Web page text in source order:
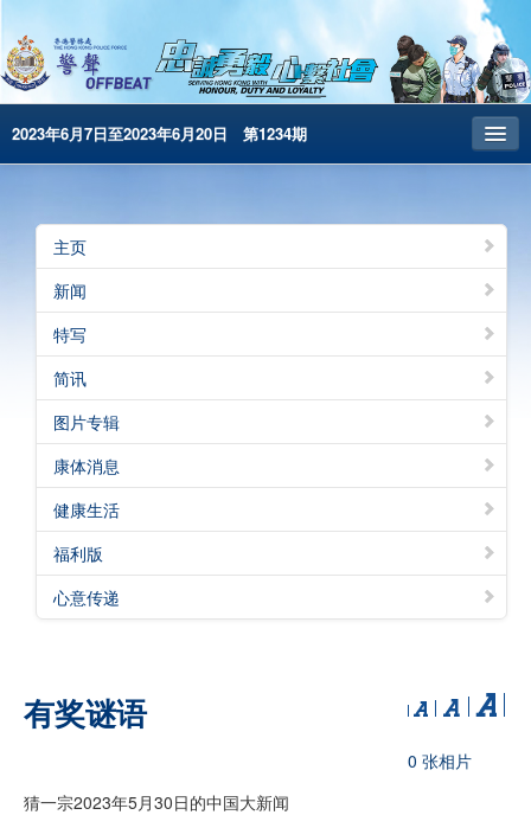
2023年6月7日至2023年6月20日 第1234期
昔日警声
警务处主页
繁體版
English
电子书版
警声特刊
主页
新闻
特写
简讯
图片专辑
康体消息
健康生活
福利版
心意传递
有奖谜语
0 张相片
猜一宗2023年5月30日的中国大新闻